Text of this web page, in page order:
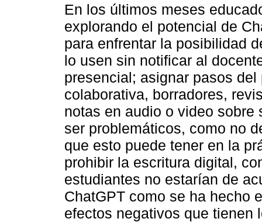
En los últimos meses
explorando el potencial de
para enfrentar la posibilidad
lo usen sin notificar al
presencial; asignar pasos
colaborativa, borradores,
notas en audio o video
ser problemáticos, como no
que esto puede tener en la
prohibir la escritura digital,
estudiantes no estarían de
ChatGPT como se ha hecho
efectos negativos que tienen